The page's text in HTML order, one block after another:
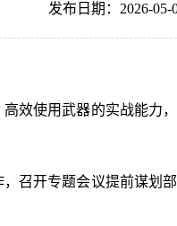
发布日期：2026-05-
效使用武器的实战能力
召开专题会议提前谋划